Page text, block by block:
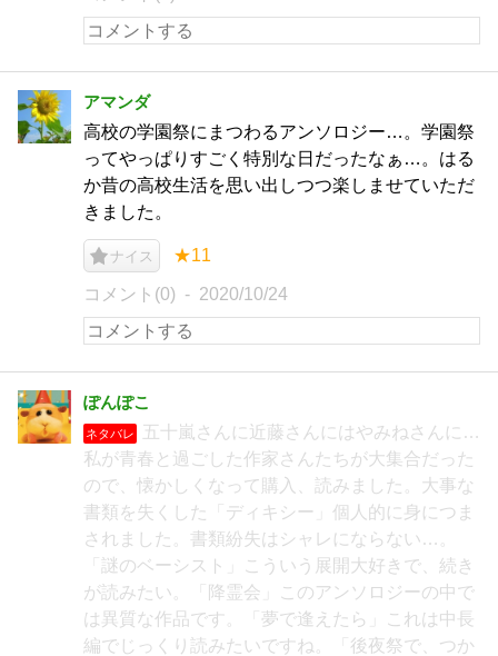
アマンダ
高校の学園祭にまつわるアンソロジー…。学園祭
ってやっぱりすごく特別な日だったなぁ…。はる
か昔の高校生活を思い出しつつ楽しませていただ
きました。
ナイス ★11
コメント(0) 2020/10/24
ぽんぽこ
ネタバレ
五十嵐さんに近藤さんにはやみねさんに…
私が青春と過ごした作家さんたちが大集合だった
ので、懐かしくなって購入、読みました。大事な
書類を失くした「ディキシー」個人的に身につま
されました。書類紛失はシャレにならない…。
「謎のベーシスト」こういう展開大好きで、続き
が読みたい。「降霊会」このアンソロジーの中で
は異質な作品です。「夢で逢えたら」これは中長
編でじっくり読みたいですね。「後夜祭で、つか